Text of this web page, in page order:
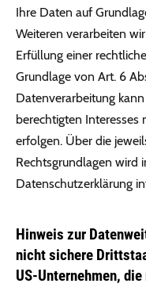
Ihre Daten auf
Weiteren verarbeiten
Erfüllung einer
Grundlage von Art. 6
Datenverarbeitung
berechtigten Interesses
erfolgen. Über die
Rechtsgrundlagen wird
Datenschutzerklärung
Hinweis zur
nicht sichere
US-Unternehmen,